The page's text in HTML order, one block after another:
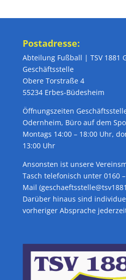
Postadresse:
Abteilung Fußball | TSV 1881
Geschäftsstelle
Obere Torstraße 4
55234 Erbes-Büdesheim
Öffnungszeiten
Odernheim, Büro auf dem
Montags 14:00 – 18:00 Uhr,
13:00 Uhr
Ansonsten ist unsere
Tasch telefonisch unter 0160
Mail
Darüber hinaus sind
vorheriger Absprache